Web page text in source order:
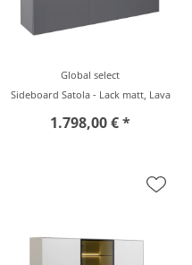
Global select
Sideboard Satola - Lack matt, Lava
1.798,00 € *